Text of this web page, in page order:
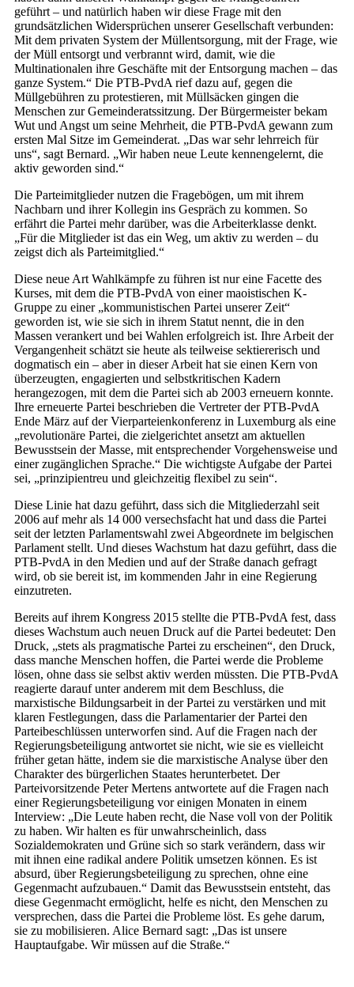
geführt – und natürlich haben wir diese Frage mit den
grundsätzlichen Widersprüchen unserer Gesellschaft verbunden:
Mit dem privaten System der Müllentsorgung, mit der Frage, wie
der Müll entsorgt und verbrannt wird, damit, wie die
Multinationalen ihre Geschäfte mit der Entsorgung machen – das
ganze System.“ Die PTB-PvdA rief dazu auf, gegen die
Müllgebühren zu protestieren, mit Müllsäcken gingen die
Menschen zur Gemeinderatssitzung. Der Bürgermeister bekam
Wut und Angst um seine Mehrheit, die PTB-PvdA gewann zum
ersten Mal Sitze im Gemeinderat. „Das war sehr lehrreich für
uns“, sagt Bernard. „Wir haben neue Leute kennengelernt, die
aktiv geworden sind.“
Die Parteimitglieder nutzen die Fragebögen, um mit ihrem
Nachbarn und ihrer Kollegin ins Gespräch zu kommen. So
erfährt die Partei mehr darüber, was die Arbeiterklasse denkt.
„Für die Mitglieder ist das ein Weg, um aktiv zu werden – du
zeigst dich als Parteimitglied.“
Diese neue Art Wahlkämpfe zu führen ist nur eine Facette des
Kurses, mit dem die PTB-PvdA von einer maoistischen K-
Gruppe zu einer „kommunistischen Partei unserer Zeit“
geworden ist, wie sie sich in ihrem Statut nennt, die in den
Massen verankert und bei Wahlen erfolgreich ist. Ihre Arbeit der
Vergangenheit schätzt sie heute als teilweise sektiererisch und
dogmatisch ein – aber in dieser Arbeit hat sie einen Kern von
überzeugten, engagierten und selbstkritischen Kadern
herangezogen, mit dem die Partei sich ab 2003 erneuern konnte.
Ihre erneuerte Partei beschrieben die Vertreter der PTB-PvdA
Ende März auf der Vierparteienkonferenz in Luxemburg als eine
„revolutionäre Partei, die zielgerichtet ansetzt am aktuellen
Bewusstsein der Masse, mit entsprechender Vorgehensweise und
einer zugänglichen Sprache.“ Die wichtigste Aufgabe der Partei
sei, „prinzipientreu und gleichzeitig flexibel zu sein“.
Diese Linie hat dazu geführt, dass sich die Mitgliederzahl seit
2006 auf mehr als 14 000 versechsfacht hat und dass die Partei
seit der letzten Parlamentswahl zwei Abgeordnete im belgischen
Parlament stellt. Und dieses Wachstum hat dazu geführt, dass die
PTB-PvdA in den Medien und auf der Straße danach gefragt
wird, ob sie bereit ist, im kommenden Jahr in eine Regierung
einzutreten.
Bereits auf ihrem Kongress 2015 stellte die PTB-PvdA fest, dass
dieses Wachstum auch neuen Druck auf die Partei bedeutet: Den
Druck, „stets als pragmatische Partei zu erscheinen“, den Druck,
dass manche Menschen hoffen, die Partei werde die Probleme
lösen, ohne dass sie selbst aktiv werden müssten. Die PTB-PvdA
reagierte darauf unter anderem mit dem Beschluss, die
marxistische Bildungsarbeit in der Partei zu verstärken und mit
klaren Festlegungen, dass die Parlamentarier der Partei den
Parteibeschlüssen unterworfen sind. Auf die Fragen nach der
Regierungsbeteiligung antwortet sie nicht, wie sie es vielleicht
früher getan hätte, indem sie die marxistische Analyse über den
Charakter des bürgerlichen Staates herunterbetet. Der
Parteivorsitzende Peter Mertens antwortete auf die Fragen nach
einer Regierungsbeteiligung vor einigen Monaten in einem
Interview: „Die Leute haben recht, die Nase voll von der Politik
zu haben. Wir halten es für unwahrscheinlich, dass
Sozialdemokraten und Grüne sich so stark verändern, dass wir
mit ihnen eine radikal andere Politik umsetzen können. Es ist
absurd, über Regierungsbeteiligung zu sprechen, ohne eine
Gegenmacht aufzubauen.“ Damit das Bewusstsein entsteht, das
diese Gegenmacht ermöglicht, helfe es nicht, den Menschen zu
versprechen, dass die Partei die Probleme löst. Es gehe darum,
sie zu mobilisieren. Alice Bernard sagt: „Das ist unsere
Hauptaufgabe. Wir müssen auf die Straße.“